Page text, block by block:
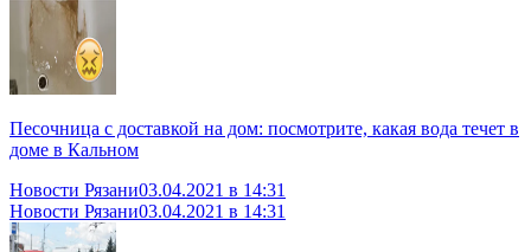
Песочница с доставкой на дом: посмотрите, какая вода течет в
доме в Кальном
Новости Рязани03.04.2021 в 14:31
Новости Рязани03.04.2021 в 14:31